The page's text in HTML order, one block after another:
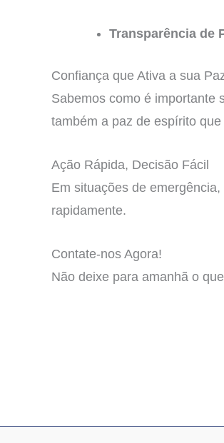
Transparência de
Confiança que Ativa a sua
Sabemos como é importante
também a paz de espírito
Ação Rápida, Decisão Fácil
Em situações de
rapidamente.
Contate-nos Agora!
Não deixe para amanhã o